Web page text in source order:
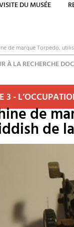
DU MUSÉE
de marque Torpedo,
À LA RECHERCHE
3 -
de
de